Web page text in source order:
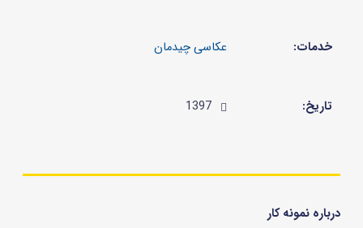
خدمات:
تاریخ: 1397
درباره نمونه کار